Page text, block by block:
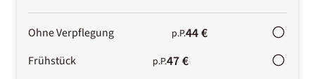
Ohne Verpflegung p.P.44 €
Frühstück p.P.47 €